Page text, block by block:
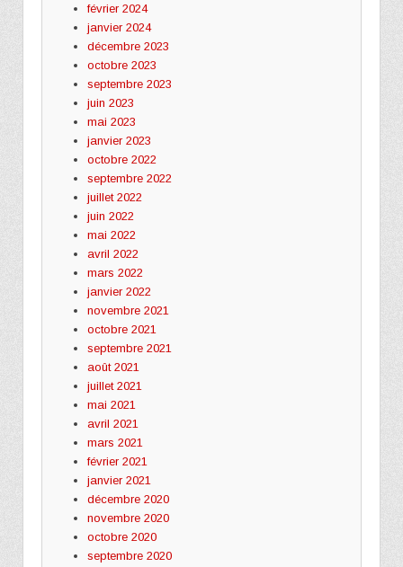
février 2024
janvier 2024
décembre 2023
octobre 2023
septembre 2023
juin 2023
mai 2023
janvier 2023
octobre 2022
septembre 2022
juillet 2022
juin 2022
mai 2022
avril 2022
mars 2022
janvier 2022
novembre 2021
octobre 2021
septembre 2021
août 2021
juillet 2021
mai 2021
avril 2021
mars 2021
février 2021
janvier 2021
décembre 2020
novembre 2020
octobre 2020
septembre 2020